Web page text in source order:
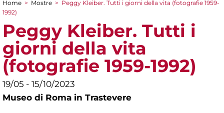
Tu sei qui
Home > Mostre > Peggy Kleiber. Tutti i giorni della vita (fotografie 1959-
1992)
Peggy Kleiber. Tutti i
giorni della vita
(fotografie 1959-1992)
19/05 - 15/10/2023
Museo di Roma in Trastevere